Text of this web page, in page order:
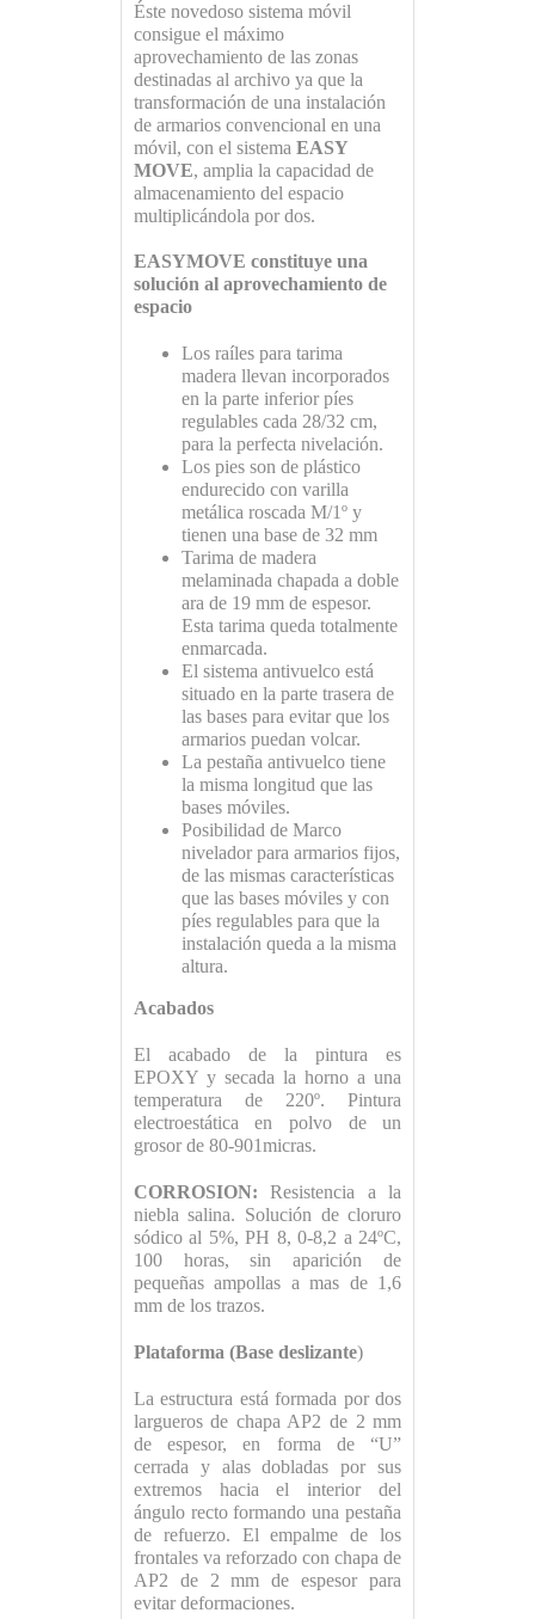
Éste novedoso sistema móvil
consigue el máximo
aprovechamiento de las zonas
destinadas al archivo ya que la
transformación de una instalación
de armarios convencional en una
móvil, con el sistema EASY
MOVE, amplia la capacidad de
almacenamiento del espacio
multiplicándola por dos.
EASYMOVE constituye una
solución al aprovechamiento de
espacio
Los raíles para tarima
madera llevan incorporados
en la parte inferior píes
regulables cada 28/32 cm,
para la perfecta nivelación.
Los pies son de plástico
endurecido con varilla
metálica roscada M/1º y
tienen una base de 32 mm
Tarima de madera
melaminada chapada a doble
ara de 19 mm de espesor.
Esta tarima queda totalmente
enmarcada.
El sistema antivuelco está
situado en la parte trasera de
las bases para evitar que los
armarios puedan volcar.
La pestaña antivuelco tiene
la misma longitud que las
bases móviles.
Posibilidad de Marco
nivelador para armarios fijos,
de las mismas características
que las bases móviles y con
píes regulables para que la
instalación queda a la misma
altura.
Acabados
El acabado de la pintura es
EPOXY y secada la horno a una
temperatura de 220º. Pintura
electroestática en polvo de un
grosor de 80-901micras.
CORROSION: Resistencia a la
niebla salina. Solución de cloruro
sódico al 5%, PH 8, 0-8,2 a 24ºC,
100 horas, sin aparición de
pequeñas ampollas a mas de 1,6
mm de los trazos.
Plataforma (Base deslizante)
La estructura está formada por dos
largueros de chapa AP2 de 2 mm
de espesor, en forma de “U”
cerrada y alas dobladas por sus
extremos hacia el interior del
ángulo recto formando una pestaña
de refuerzo. El empalme de los
frontales va reforzado con chapa de
AP2 de 2 mm de espesor para
evitar deformaciones.